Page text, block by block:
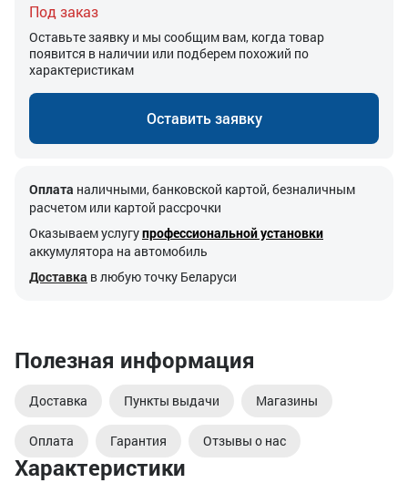
Характеристики
Под заказ
Оставьте заявку и мы сообщим вам, когда товар
появится в наличии или подберем похожий по
характеристикам
Оставить заявку
Оплата наличными, банковской картой, безналичным
расчетом или картой рассрочки
Оказываем услугупрофессиональной установки
аккумулятора на автомобиль
Доставка в любую точку Беларуси
Полезная информация
Доставка Пункты выдачи Магазины
Оплата Гарантия Отзывы о нас